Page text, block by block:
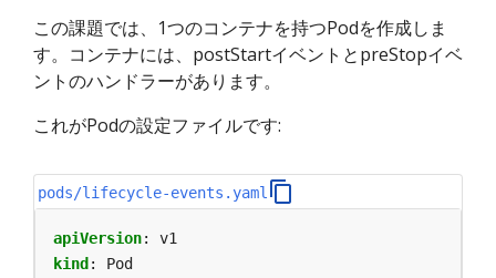
この課題では、1つのコンテナを持つPodを作成しま
す。コンテナには、postStartイベントとpreStopイベ
ントのハンドラーがあります。
これがPodの設定ファイルです:
pods/lifecycle-events.yaml
apiVersion:
v1
kind :
Pod